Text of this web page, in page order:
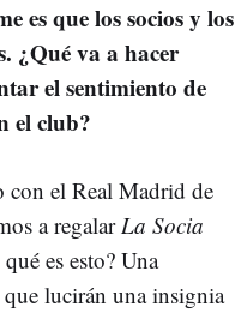
es que los socios y los
¿Qué va a hacer
el sentimiento de
el club?
con el Real Madrid de
a regalarLa Socia
es esto? Una
lucirán una insignia